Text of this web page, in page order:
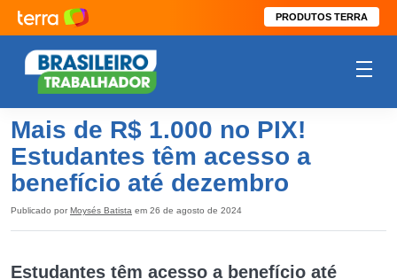
PRODUTOS TERRA
Mais de R$ 1.000 no PIX!
Estudantes têm acesso a
benefício até dezembro
Publicado por Moysés Batista em 26 de agosto de 2024
Estudantes têm acesso a benefício até